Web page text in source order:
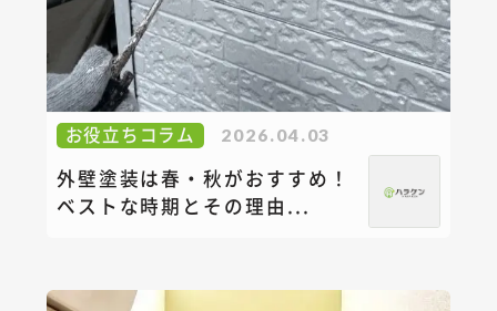
お役立ちコラム 2026.04.03
外壁塗装は春・秋がおすすめ！
ベストな時期とその理由...